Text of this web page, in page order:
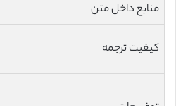
منابع داخل متن
کیفیت ترجمه